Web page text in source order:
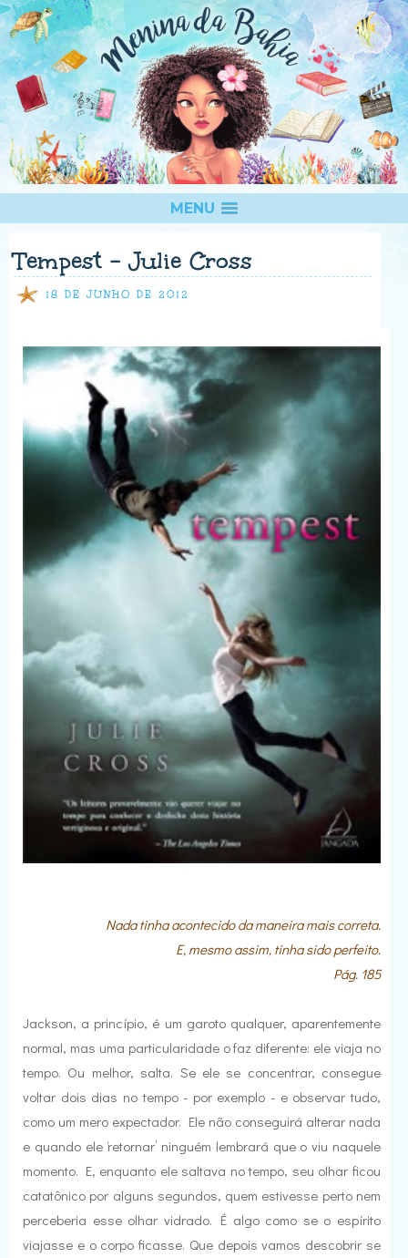
MENU
Tempest - Julie Cross
18 DE JUNHO DE 2012
Nada tinha acontecido da maneira mais correta.
E, mesmo assim, tinha sido perfeito.
Pág. 185
Jackson, a princípio, é um garoto qualquer, aparentemente
normal, mas uma particularidade o faz diferente: ele viaja no
tempo. Ou melhor, salta. Se ele se concentrar, consegue
voltar dois dias no tempo - por exemplo - e observar tudo,
como um mero expectador. Ele não conseguirá alterar nada
e quando ele ‘retornar’ ninguém lembrará que o viu naquele
momento. E, enquanto ele saltava no tempo, seu olhar ficou
catatônico por alguns segundos, quem estivesse perto nem
perceberia esse olhar vidrado. É algo como se o espírito
viajasse e o corpo ficasse. Que depois vamos descobrir se